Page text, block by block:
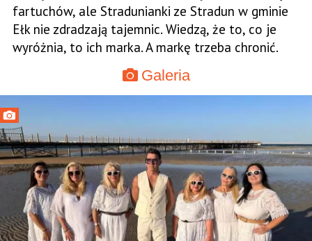
fartuchów, ale Stradunianki ze Stradun w gminie
Ełk nie zdradzają tajemnic. Wiedzą, że to, co je
wyróżnia, to ich marka. A markę trzeba chronić.
Galeria